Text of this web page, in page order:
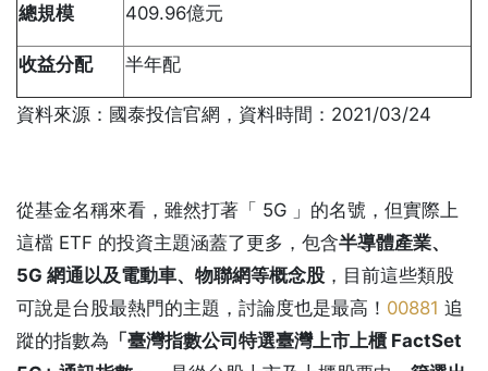
總規模 409.96億元
收益分配 半年配
資料來源：國泰投信官網，資料時間：2021/03/24
從基金名稱來看，雖然打著「 5G 」的名號，但實際上
這檔 ETF 的投資主題涵蓋了更多，包含半導體產業、
5G 網通以及電動車、物聯網等概念股 ，目前這些類股
可說是台股最熱門的主題，討論度也是最高！ 00881 追
蹤的指數為 「臺灣指數公司特選臺灣上市上櫃 FactSet